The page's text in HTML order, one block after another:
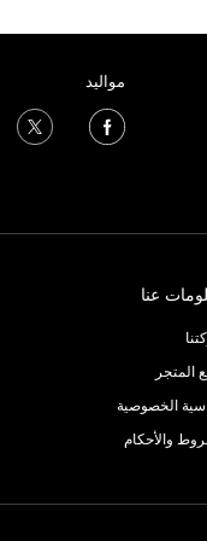
مواليد
عنا
المتجر
الخصوصية
والأحكام